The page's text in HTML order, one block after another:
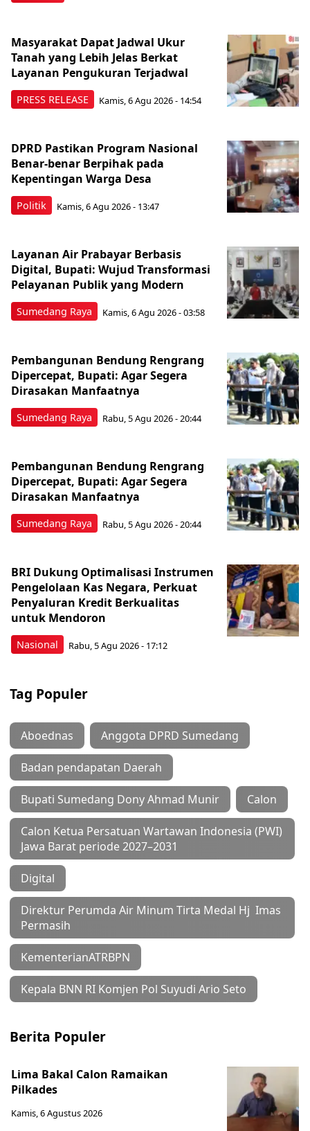
PRESS RELEASE
Masyarakat Dapat Jadwal Ukur
Tanah yang Lebih Jelas Berkat
Layanan Pengukuran Terjadwal
Kamis, 6 Agu 2026 - 14:54
Politik
DPRD Pastikan Program Nasional
Benar-benar Berpihak pada
Kepentingan Warga Desa
Kamis, 6 Agu 2026 - 13:47
Sumedang Raya
Layanan Air Prabayar Berbasis
Digital, Bupati: Wujud Transformasi
Pelayanan Publik yang Modern
Kamis, 6 Agu 2026 - 03:58
Sumedang Raya
Pembangunan Bendung Rengrang
Dipercepat, Bupati: Agar Segera
Dirasakan Manfaatnya
Rabu, 5 Agu 2026 - 20:44
Sumedang Raya
Pembangunan Bendung Rengrang
Dipercepat, Bupati: Agar Segera
Dirasakan Manfaatnya
Rabu, 5 Agu 2026 - 20:44
Nasional
BRI Dukung Optimalisasi Instrumen
Pengelolaan Kas Negara, Perkuat
Penyaluran Kredit Berkualitas
untuk Mendoron
Rabu, 5 Agu 2026 - 17:12
Tag Populer
Aboednas Anggota DPRD Sumedang
Badan pendapatan Daerah
Bupati Sumedang Dony Ahmad Munir Calon
Calon Ketua Persatuan Wartawan Indonesia (PWI)
Jawa Barat periode 2027–2031
Digital
Direktur Perumda Air Minum Tirta Medal Hj Imas
Permasih
KementerianATRBPN
Kepala BNN RI Komjen Pol Suyudi Ario Seto
Berita Populer
Lima Bakal Calon Ramaikan
Pilkades
Kamis, 6 Agustus 2026